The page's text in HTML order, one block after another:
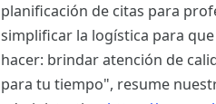
planificación de citas para
simplificar la logística para
hacer: brindar atención de
para tu tiempo", resume